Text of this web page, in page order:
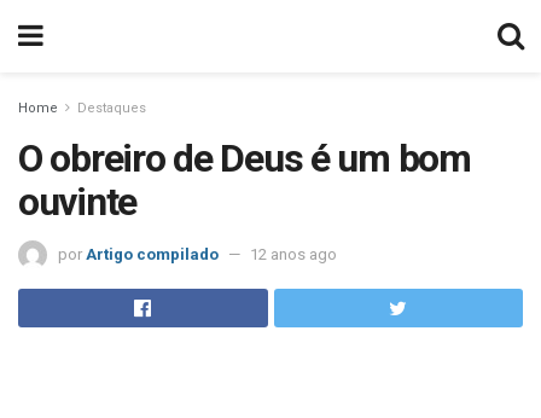
Home Destaques
O obreiro de Deus é um bom
ouvinte
por Artigo compilado 12 anos ago